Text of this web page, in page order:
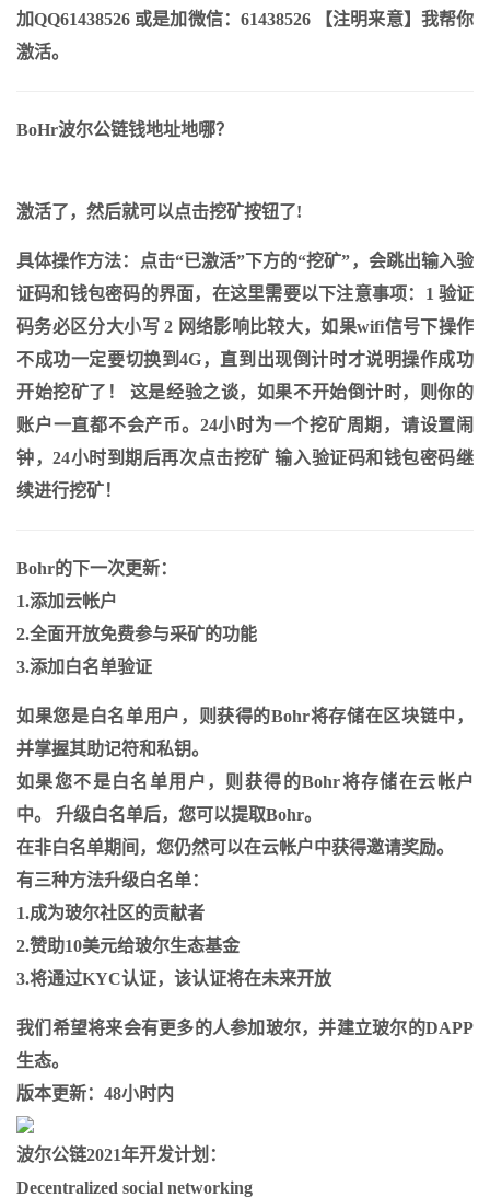
加QQ61438526 或是加微信：61438526 【注明来意】我帮你
激活。
BoHr波尔公链钱地址地哪？
激活了，然后就可以点击挖矿按钮了!
具体操作方法：点击“已激活”下方的“挖矿”，会跳出输入验
证码和钱包密码的界面，在这里需要以下注意事项：1 验证
码务必区分大小写 2 网络影响比较大，如果wifi信号下操作
不成功一定要切换到4G，直到出现倒计时才说明操作成功
开始挖矿了！ 这是经验之谈，如果不开始倒计时，则你的
账户一直都不会产币。24小时为一个挖矿周期，请设置闹
钟，24小时到期后再次点击挖矿 输入验证码和钱包密码继
续进行挖矿！
Bohr的下一次更新：
1.添加云帐户
2.全面开放免费参与采矿的功能
3.添加白名单验证
如果您是白名单用户，则获得的Bohr将存储在区块链中，
并掌握其助记符和私钥。
如果您不是白名单用户，则获得的Bohr将存储在云帐户
中。 升级白名单后，您可以提取Bohr。
在非白名单期间，您仍然可以在云帐户中获得邀请奖励。
有三种方法升级白名单：
1.成为玻尔社区的贡献者
2.赞助10美元给玻尔生态基金
3.将通过KYC认证，该认证将在未来开放
我们希望将来会有更多的人参加玻尔，并建立玻尔的DAPP
生态。
版本更新：48小时内
波尔公链2021年开发计划：
Decentralized social networking